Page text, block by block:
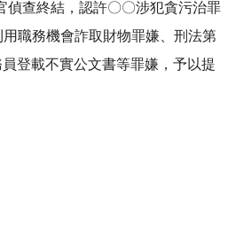
偵查終結，認許〇〇涉犯貪污治罪
職務機會詐取財物罪嫌、刑法第
登載不實公文書等罪嫌，予以提